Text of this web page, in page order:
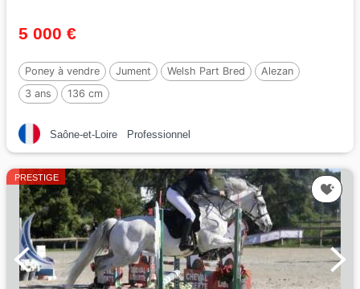
5 000 €
Poney à vendre Jument Welsh Part Bred
Alezan
3 ans
136 cm
Saône-et-Loire Professionnel
PRESTIGE